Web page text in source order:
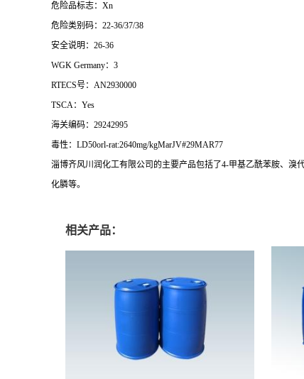
危险品标志：Xn
危险类别码：22-36/37/38
安全说明：26-36
WGK Germany：3
RTECS号：AN2930000
TSCA：Yes
海关编码：29242995
毒性：LD50orl-rat:2640mg/kgMarJV#29MAR77
淄博齐风川润化工有限公司的主要产品包括了4-甲基乙酰苯胺、
化膦等。
相关产品：